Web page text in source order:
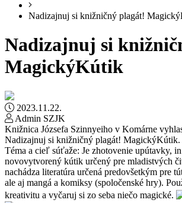
Nadizajnuj si knižničný plagát!
Nadizajnuj si
MagickýKútik
2023.11.22.
Admin SZJK
Knižnica Józsefa Szinnyeiho v Komárne
Nadizajnuj si knižničný plagát! MagickýKútik.
Téma a cieľ súťaže: Je zhotovenie upútavky,
novovytvorený kútik určený pre mladistvých
nachádza literatúra určená predovšetkým pre
ale aj mangá a komiksy (spoločenské hry).
kreativitu a vyčaruj si zo seba niečo magické.